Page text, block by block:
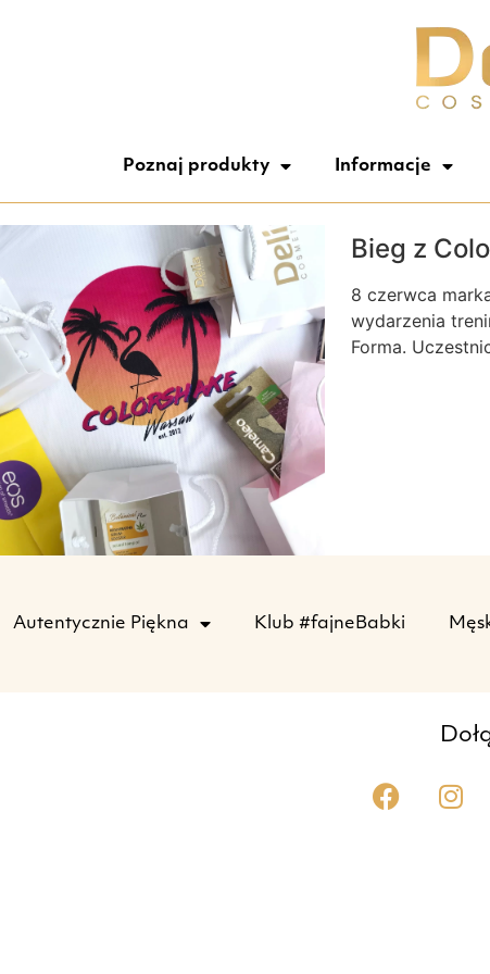
Poznaj produkty Informacje
Bieg z
8 czerwca
wydarzenia
Forma.
Autentycznie Piękna Klub #fajneBabki